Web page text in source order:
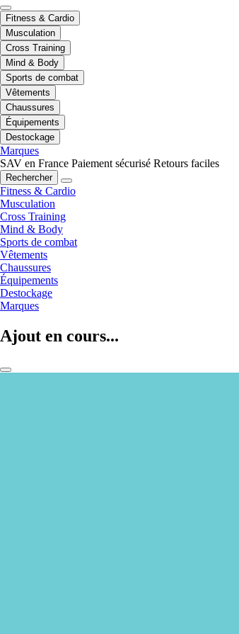
Fitness & Cardio
Musculation
Cross Training
Mind & Body
Sports de combat
Vêtements
Chaussures
Équipements
Destockage
Marques
SAV en France Paiement sécurisé Retours faciles
Rechercher
Fitness & Cardio
Musculation
Cross Training
Mind & Body
Sports de combat
Vêtements
Chaussures
Équipements
Destockage
Marques
Ajout en cours...